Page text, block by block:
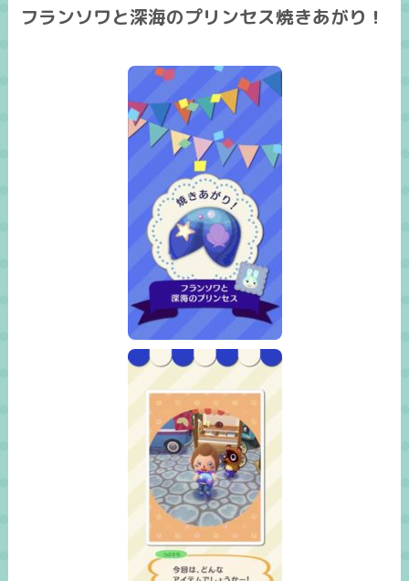
フランソワと深海のプリンセス焼きあがり！